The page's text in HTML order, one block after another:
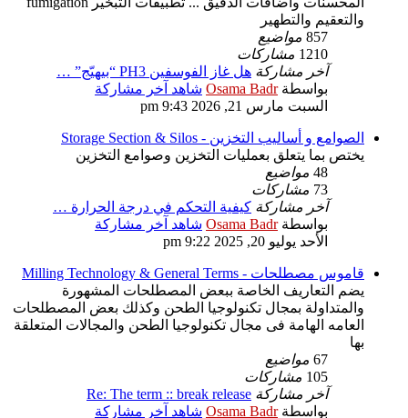
والتعقيم والتطهير
857 مواضيع
1210 مشاركات
آخر مشاركة هل غاز الفوسفين PH3 “بيهيّج” …
بواسطةOsama Badr شاهد آخر مشاركة
السبت مارس 21, 2026 9:43 pm
الصوامع و أساليب التخزين - Storage Section & Silos
يختص بما يتعلق بعمليات التخزين وصوامع التخزين
48 مواضيع
73 مشاركات
آخر مشاركة كيفية التحكم في درجة الحرارة …
بواسطةOsama Badr شاهد آخر مشاركة
الأحد يوليو 20, 2025 9:22 pm
قاموس مصطلحات - Milling Technology & General Terms
يضم التعاريف الخاصة ببعض المصطلحات المشهورة
والمتداولة بمجال تكنولوجيا الطحن وكذلك بعض المصطلحات
العامه الهامة فى مجال تكنولوجيا الطحن والمجالات المتعلقة
بها
67 مواضيع
105 مشاركات
آخر مشاركة Re: The term :: break release
بواسطةOsama Badr شاهد آخر مشاركة